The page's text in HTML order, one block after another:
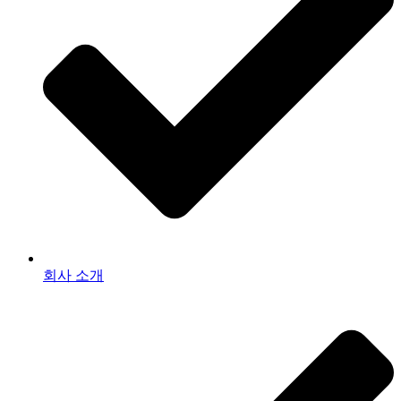
회사 소개